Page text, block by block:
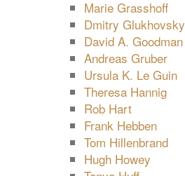
Marie Grasshoff
Dmitry Glukhovsky
David A. Goodman
Andreas Gruber
Ursula K. Le Guin
Theresa Hannig
Rob Hart
Frank Hebben
Tom Hillenbrand
Hugh Howey